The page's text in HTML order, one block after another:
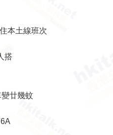
本土線班次
搭
廿幾蚊